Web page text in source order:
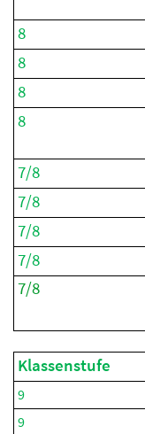
8
8
8
8
7/8
7/8
7/8
7/8
7/8
Klassenstufe
9
9